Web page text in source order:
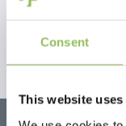
Consent
This website